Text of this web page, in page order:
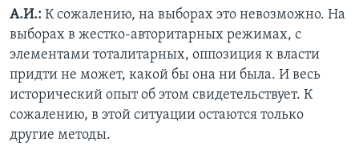
А.И.: К сожалению, на выборах это невозможно. На
выборах в жестко-авторитарных режимах, с
элементами тоталитарных, оппозиция к власти
придти не может, какой бы она ни была. И весь
исторический опыт об этом свидетельствует. К
сожалению, в этой ситуации остаются только
другие методы.